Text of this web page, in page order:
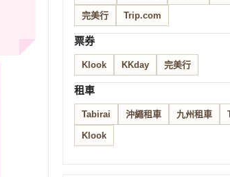
完美行 Trip.com
票券
Klook KKday 完美行
租車
Tabirai 沖繩租車 九州租車
Klook